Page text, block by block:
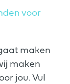
voor
maken
maken
jou. Vul